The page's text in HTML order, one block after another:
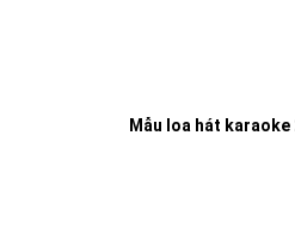
Mẫu loa hát